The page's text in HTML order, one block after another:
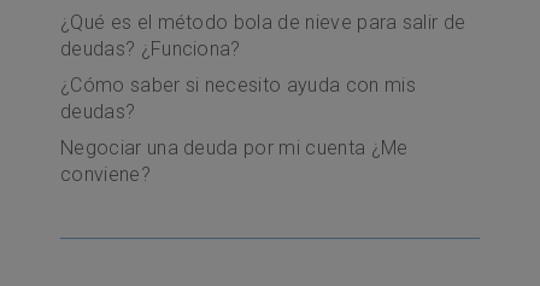
¿Qué es el método bola de nieve para salir de
deudas? ¿Funciona?
¿Cómo saber si necesito ayuda con mis
deudas?
Negociar una deuda por mi cuenta ¿Me
conviene?